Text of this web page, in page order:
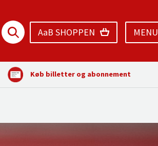
AaB SHOPPEN MENU
Køb billetter og abonnement